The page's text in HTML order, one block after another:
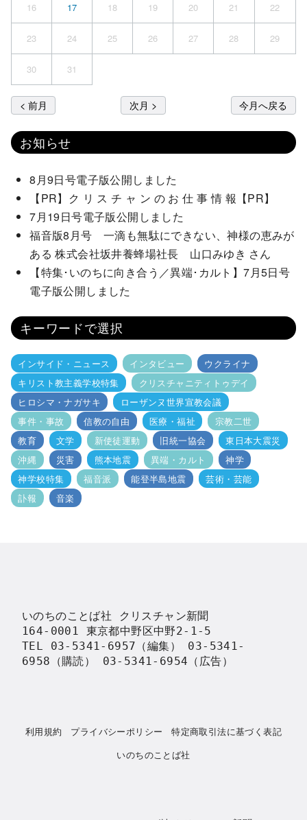
16 17 18 19 20 21 22
23 24 25 26 27 28 29
30 31
< 前月 次月 > 今月へ戻る
お知らせ
8月9日号電子版公開しました
【PR】ク リ ス チ ャ ン の お 仕 事 情 報【PR】
7月19日号電子版公開しました
福音版8月号 一滴も無駄にできない、神様の恵みが
ある 株式会社坂井養蜂場社長 山口みゆき さん
【特集･いのちに向き合う／異端･カルト】7月5日号
電子版公開しました
キーワードで選択
インサイド・ニュース インタビュー
ウクライナ
キリスト教主義学校特集
クリスチャニティトゥデイ
ヒロシマ・ナガサキ
ローザンヌ世界宣教会議
事件・事故
信教の自由 医療・福祉
宗教二世
教育
文学 新使徒運動 旧統一協会
東日本大震災
沖縄
災害 熊本地震 異端・カルト
神学
神学校特集
福音派 能登半島地震
芸術・芸能
訃報
音楽
いのちのことば社 クリスチャン新聞
164-0001 東京都中野区中野2-1-5
TEL 03-5341-6957（編集） 03-5341-
6958（購読） 03-5341-6954（広告）
利用規約 プライバシーポリシー
特定商取引法に基づく表記
いのちのことば社